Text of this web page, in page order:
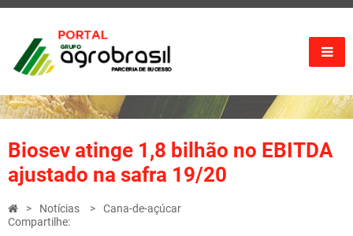
Biosev atinge 1,8 bilhão no EBITDA
ajustado na safra 19/20
Notícias
Cana-de-açúcar
Compartilhe: